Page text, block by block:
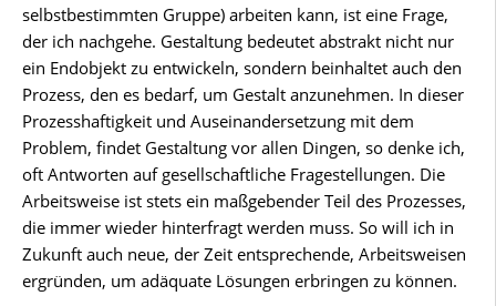
selbstbestimmten Gruppe) arbeiten kann, ist eine Frage,
der ich nachgehe. Gestaltung bedeutet abstrakt nicht nur
ein Endobjekt zu entwickeln, sondern beinhaltet auch den
Prozess, den es bedarf, um Gestalt anzunehmen. In dieser
Prozesshaftigkeit und Auseinandersetzung mit dem
Problem, findet Gestaltung vor allen Dingen, so denke ich,
oft Antworten auf gesellschaftliche Fragestellungen. Die
Arbeitsweise ist stets ein maßgebender Teil des Prozesses,
die immer wieder hinterfragt werden muss. So will ich in
Zukunft auch neue, der Zeit entsprechende, Arbeitsweisen
ergründen, um adäquate Lösungen erbringen zu können.